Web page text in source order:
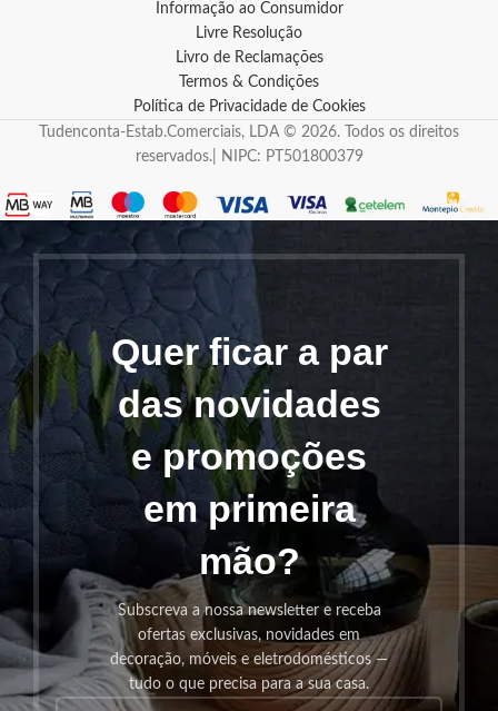
Informação ao Consumidor
Livre Resolução
Livro de Reclamações
Termos & Condições
Política de Privacidade de Cookies
Tudenconta-Estab.Comerciais, LDA © 2026. Todos os direitos
reservados.| NIPC: PT501800379
Quer ficar a par
das novidades
e promoções
em primeira
mão?
Subscreva a nossa newsletter e receba
ofertas exclusivas, novidades em
decoração, móveis e eletrodomésticos —
tudo o que precisa para a sua casa.